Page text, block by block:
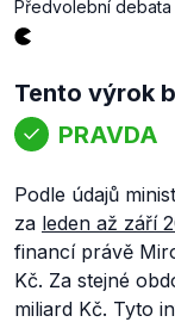
Předvolební
Tento výrok
PRAVDA
Podle údajů
za leden až září
financí právě
Kč. Za stejné
miliard Kč. Tyto